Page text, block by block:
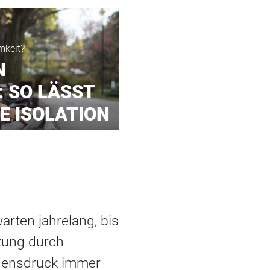
SO LÄSST
ISOLATION
jahrelang, bis
durch
immer